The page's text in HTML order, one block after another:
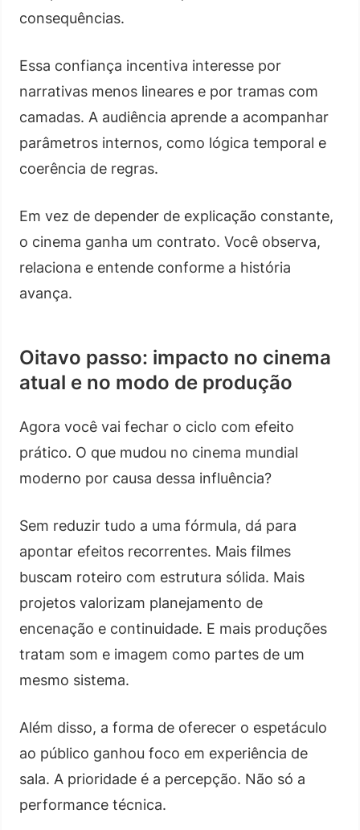
consequências.
Essa confiança incentiva interesse por
narrativas menos lineares e por tramas com
camadas. A audiência aprende a acompanhar
parâmetros internos, como lógica temporal e
coerência de regras.
Em vez de depender de explicação constante,
o cinema ganha um contrato. Você observa,
relaciona e entende conforme a história
avança.
Oitavo passo: impacto no cinema
atual e no modo de produção
Agora você vai fechar o ciclo com efeito
prático. O que mudou no cinema mundial
moderno por causa dessa influência?
Sem reduzir tudo a uma fórmula, dá para
apontar efeitos recorrentes. Mais filmes
buscam roteiro com estrutura sólida. Mais
projetos valorizam planejamento de
encenação e continuidade. E mais produções
tratam som e imagem como partes de um
mesmo sistema.
Além disso, a forma de oferecer o espetáculo
ao público ganhou foco em experiência de
sala. A prioridade é a percepção. Não só a
performance técnica.